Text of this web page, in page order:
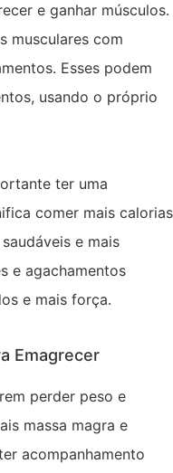
e ganhar músculos.
musculares com
Esses podem
usando o próprio
ter uma
comer mais calorias
e mais
e agachamentos
e mais força.
Emagrecer
perder peso e
massa magra e
acompanhamento